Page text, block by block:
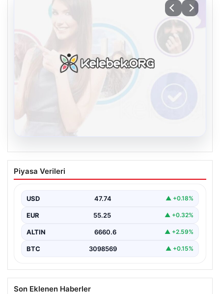
Kelebek chat adresi İle Sanal İletişimin
Sertifikalı Adresi Ve Muhabbet
İnternet dünyasında kullanıcıların seviyeli bir şekilde
Günümüzde çeşitli…
Piyasa Verileri
USD 47.74 ▲ +0.18%
EUR 55.25 ▲ +0.32%
ALTIN 6660.6 ▲ +2.59%
BTC 3098569 ▲ +0.15%
Son Eklenen Haberler